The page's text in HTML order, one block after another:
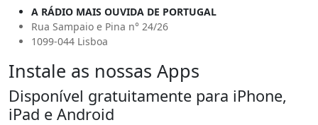
A RÁDIO MAIS OUVIDA DE PORTUGAL
Rua Sampaio e Pina n° 24/26
1099-044 Lisboa
Instale as nossas Apps
Disponível gratuitamente para iPhone,
iPad e Android